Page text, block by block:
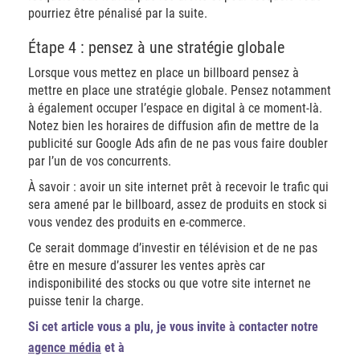
pourriez être pénalisé par la suite.
Étape 4 : pensez à une stratégie globale
Lorsque vous mettez en place un billboard pensez à
mettre en place une stratégie globale. Pensez notamment
à également occuper l’espace en digital à ce moment-là.
Notez bien les horaires de diffusion afin de mettre de la
publicité sur Google Ads afin de ne pas vous faire doubler
par l’un de vos concurrents.
À savoir : avoir un site internet prêt à recevoir le trafic qui
sera amené par le billboard, assez de produits en stock si
vous vendez des produits en e-commerce.
Ce serait dommage d’investir en télévision et de ne pas
être en mesure d’assurer les ventes après car
indisponibilité des stocks ou que votre site internet ne
puisse tenir la charge.
Si cet article vous a plu, je vous invite à contacter notre
agence média et à